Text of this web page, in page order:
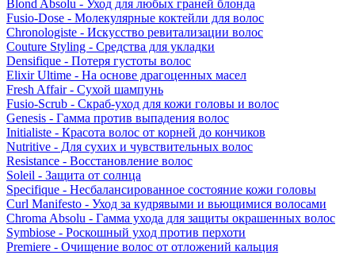
Blond Absolu - Уход для любых граней блонда
Fusio-Dose - Молекулярные коктейли для волос
Chronologiste - Искусство ревитализации волос
Couture Styling - Средства для укладки
Densifique - Потеря густоты волос
Elixir Ultime - На основе драгоценных масел
Fresh Affair - Сухой шампунь
Fusio-Scrub - Скраб-уход для кожи головы и волос
Genesis - Гамма против выпадения волос
Initialiste - Красота волос от корней до кончиков
Nutritive - Для сухих и чувствительных волос
Resistance - Восстановление волос
Soleil - Защита от солнца
Specifique - Несбалансированное состояние кожи головы
Curl Manifesto - Уход за кудрявыми и вьющимися волосами
Chroma Absolu - Гамма ухода для защиты окрашенных волос
Symbiose - Роскошный уход против перхоти
Premiere - Очищение волос от отложений кальция